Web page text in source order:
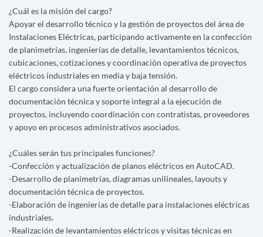
¿Cuál es la misión del cargo?
Apoyar el desarrollo técnico y la gestión de proyectos del área de
Instalaciones Eléctricas, participando activamente en la confección
de planimetrías, ingenierías de detalle, levantamientos técnicos,
cubicaciones, cotizaciones y coordinación operativa de proyectos
eléctricos industriales en media y baja tensión.
El cargo considera una fuerte orientación al desarrollo de
documentación técnica y soporte integral a la ejecución de
proyectos, incluyendo coordinación con contratistas, proveedores
y apoyo en procesos administrativos asociados.
¿Cuáles serán tus principales funciones?
-Confección y actualización de planos eléctricos en AutoCAD.
-Desarrollo de planimetrías, diagramas unilineales, layouts y
documentación técnica de proyectos.
-Elaboración de ingenierías de detalle para instalaciones eléctricas
industriales.
-Realización de levantamientos eléctricos y visitas técnicas en